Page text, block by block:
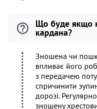
Що буде якщо
кардана?
Зношена чи
впливає його
з передачею
спричинити
дорозі.
зношену